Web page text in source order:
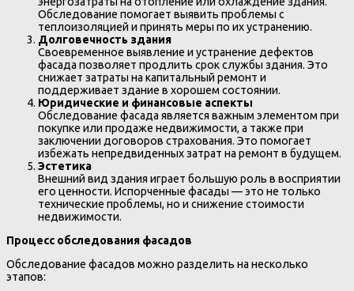
Обследование помогает выявить проблемы с
теплоизоляцией и принять меры по их устранению.
Долговечность здания
Своевременное выявление и устранение дефектов
фасада позволяет продлить срок службы здания. Это
снижает затраты на капитальный ремонт и
поддерживает здание в хорошем состоянии.
Юридические и финансовые аспекты
Обследование фасада является важным элементом при
покупке или продаже недвижимости, а также при
заключении договоров страхования. Это помогает
избежать непредвиденных затрат на ремонт в будущем.
Эстетика
Внешний вид здания играет большую роль в восприятии
его ценности. Испорченные фасады — это не только
технические проблемы, но и снижение стоимости
недвижимости.
Процесс обследования фасадов
Обследование фасадов можно разделить на несколько
этапов: